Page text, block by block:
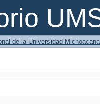
de la Universidad